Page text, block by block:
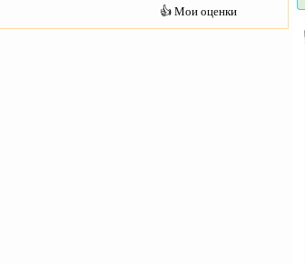
👍 Мои оценки